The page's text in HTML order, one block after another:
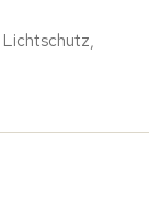
Lichtschutz,